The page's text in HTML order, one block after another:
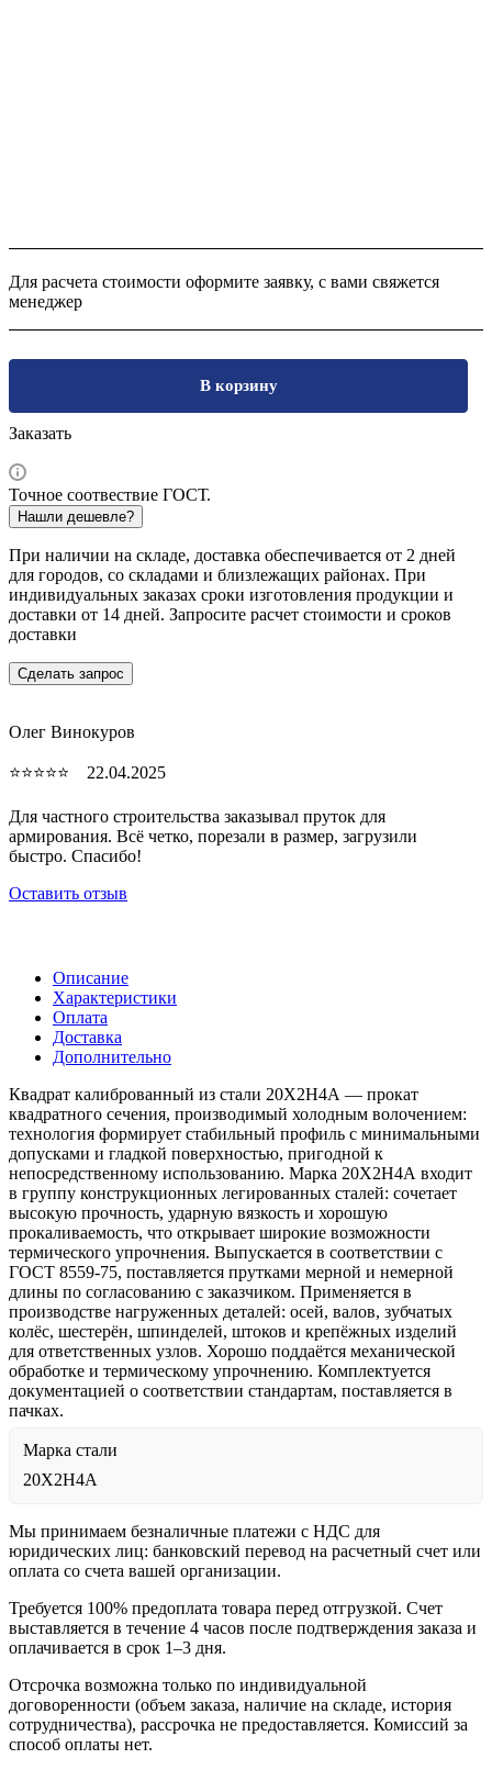
Для расчета стоимости оформите заявку, с вами свяжется
менеджер
В корзину
Заказать
Точное соотвествие ГОСТ.
Нашли дешевле?
При наличии на складе, доставка обеспечивается от 2 дней
для городов, со складами и близлежащих районах. При
индивидуальных заказах сроки изготовления продукции и
доставки от 14 дней. Запросите расчет стоимости и сроков
доставки
Сделать запрос
Олег Винокуров
⭐⭐⭐⭐⭐ 22.04.2025
Для частного строительства заказывал пруток для
армирования. Всё четко, порезали в размер, загрузили
быстро. Спасибо!
Оставить отзыв
Описание
Характеристики
Оплата
Доставка
Дополнительно
Квадрат калиброванный из стали 20Х2Н4А — прокат
квадратного сечения, производимый холодным волочением:
технология формирует стабильный профиль с минимальными
допусками и гладкой поверхностью, пригодной к
непосредственному использованию. Марка 20Х2Н4А входит
в группу конструкционных легированных сталей: сочетает
высокую прочность, ударную вязкость и хорошую
прокаливаемость, что открывает широкие возможности
термического упрочнения. Выпускается в соответствии с
ГОСТ 8559-75, поставляется прутками мерной и немерной
длины по согласованию с заказчиком. Применяется в
производстве нагруженных деталей: осей, валов, зубчатых
колёс, шестерён, шпинделей, штоков и крепёжных изделий
для ответственных узлов. Хорошо поддаётся механической
обработке и термическому упрочнению. Комплектуется
документацией о соответствии стандартам, поставляется в
пачках.
Марка стали
20Х2Н4А
Мы принимаем безналичные платежи с НДС для
юридических лиц: банковский перевод на расчетный счет или
оплата со счета вашей организации.
Требуется 100% предоплата товара перед отгрузкой. Счет
выставляется в течение 4 часов после подтверждения заказа и
оплачивается в срок 1–3 дня.
Отсрочка возможна только по индивидуальной
договоренности (объем заказа, наличие на складе, история
сотрудничества), рассрочка не предоставляется. Комиссий за
способ оплаты нет.